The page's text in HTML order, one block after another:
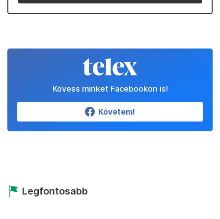
Kövess minket Facebookon is!
Követem!
Legfontosabb